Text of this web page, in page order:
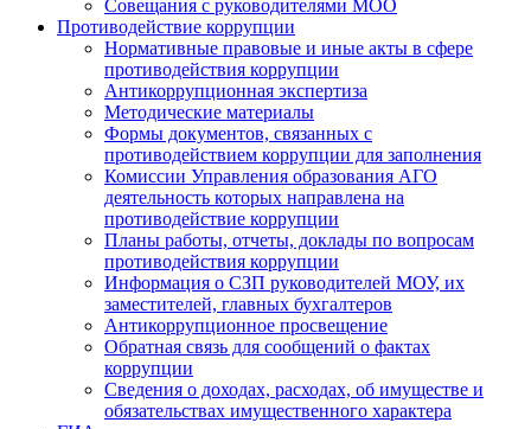
Совещания с руководителями МОО
Противодействие коррупции
Нормативные правовые и иные акты в сфере
противодействия коррупции
Антикоррупционная экспертиза
Методические материалы
Формы документов, связанных с
противодействием коррупции для заполнения
Комиссии Управления образования АГО
деятельность которых направлена на
противодействие коррупции
Планы работы, отчеты, доклады по вопросам
противодействия коррупции
Информация о СЗП руководителей МОУ, их
заместителей, главных бухгалтеров
Антикоррупционное просвещение
Обратная связь для сообщений о фактах
коррупции
Сведения о доходах, расходах, об имуществе и
обязательствах имущественного характера